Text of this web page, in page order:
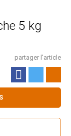
5 kg
partager l'article